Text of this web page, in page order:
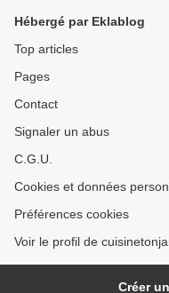
Hébergé par Eklablog
Top articles
Pages
Contact
Signaler un abus
C.G.U.
Cookies et données
Préférences cookies
Voir le profil de
Créer